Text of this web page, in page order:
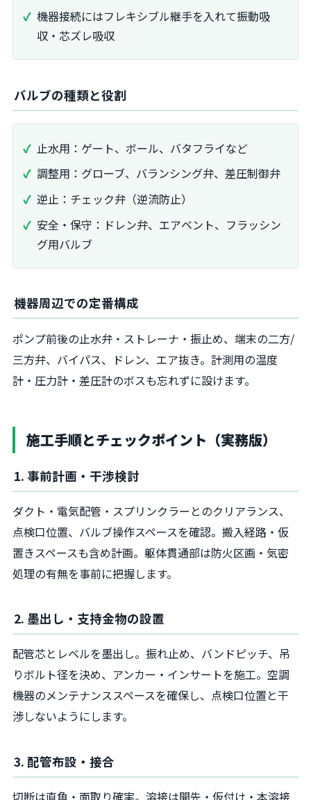
機器接続にはフレキシブル継手を入れて振動吸
収・芯ズレ吸収
バルブの種類と役割
止水用：ゲート、ボール、バタフライなど
調整用：グローブ、バランシング弁、差圧制御弁
逆止：チェック弁（逆流防止）
安全・保守：ドレン弁、エアベント、フラッシン
グ用バルブ
機器周辺での定番構成
ポンプ前後の止水弁・ストレーナ・振止め、端末の二方/
三方弁、バイパス、ドレン、エア抜き。計測用の温度
計・圧力計・差圧計のボスも忘れずに設けます。
施工手順とチェックポイント（実務版）
1. 事前計画・干渉検討
ダクト・電気配管・スプリンクラーとのクリアランス、
点検口位置、バルブ操作スペースを確認。搬入経路・仮
置きスペースも含め計画。躯体貫通部は防火区画・気密
処理の有無を事前に把握します。
2. 墨出し・支持金物の設置
配管芯とレベルを墨出し。振れ止め、バンドピッチ、吊
りボルト径を決め、アンカー・インサートを施工。空調
機器のメンテナンススペースを確保し、点検口位置と干
渉しないようにします。
3. 配管布設・接合
切断は直角・面取り確実。溶接は開先・仮付け・本溶接